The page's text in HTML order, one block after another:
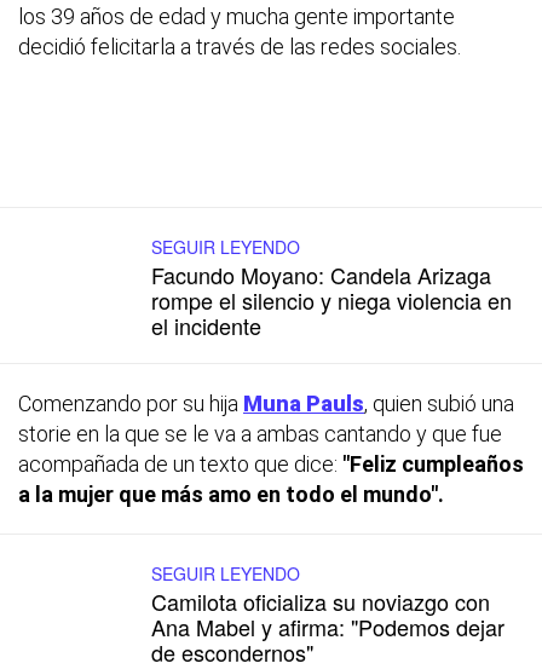
los 39 años de edad y mucha gente importante
decidió felicitarla a través de las redes sociales.
SEGUIR LEYENDO
Facundo Moyano: Candela Arizaga
rompe el silencio y niega violencia en
el incidente
Comenzando por su hija Muna Pauls, quien subió una
storie en la que se le va a ambas cantando y que fue
acompañada de un texto que dice: "Feliz cumpleaños
a la mujer que más amo en todo el mundo".
SEGUIR LEYENDO
Camilota oficializa su noviazgo con
Ana Mabel y afirma: "Podemos dejar
de escondernos"